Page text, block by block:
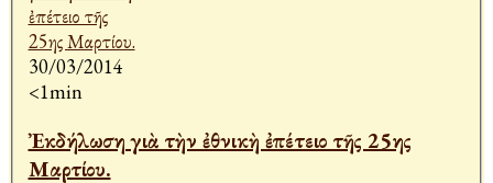
30/03/2014
<1min
Ἐκδήλωση γιὰ τὴν ἐθνικὴ ἐπέτειο τῆς 25ης
Μαρτίου.